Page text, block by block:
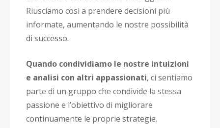
Riusciamo così a prendere decisioni più
informate, aumentando le nostre possibilità
di successo.
Quando condividiamo le nostre intuizioni
e analisi con altri appassionati, ci sentiamo
parte di un gruppo che condivide la stessa
passione e l’obiettivo di migliorare
continuamente le proprie strategie.